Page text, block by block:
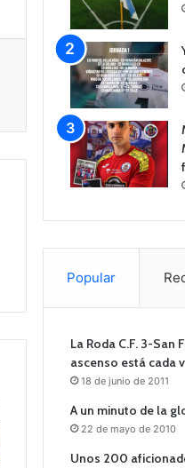
Popular
La Roda C.F. 3-San
ascenso está cada
18 de junio de 2011
A un minuto de la
22 de mayo de 2010
Unos 200